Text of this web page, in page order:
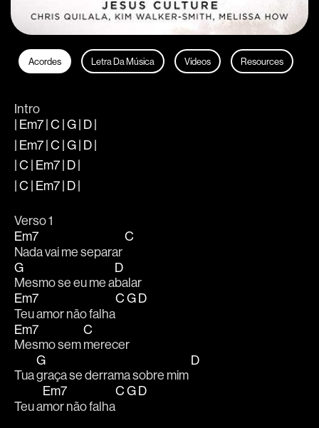
Acordes Letra Da Música Vídeos Resources
Intro
| Em7 | C | G | D |
| Em7 | C | G | D |
| C | Em7 | D |
| C | Em7 | D |
Verso 1
Em7
Nada vai me separar
C
G
Mesmo se eu me a
D
balar
Em7
Teu amor não falha
CGD
Em7
Mesmo sem
C
merecer
Tua
G
graça se derrama sobre mim
D
Teu a
Em7
mor não falha
CGD